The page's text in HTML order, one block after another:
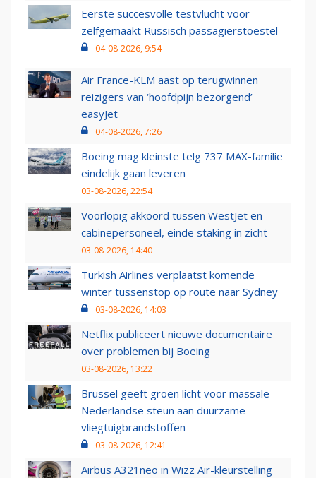
Eerste succesvolle testvlucht voor
zelfgemaakt Russisch passagierstoestel
04-08-2026, 9:54
Air France-KLM aast op terugwinnen
reizigers van ‘hoofdpijn bezorgend’
easyJet
04-08-2026, 7:26
Boeing mag kleinste telg 737 MAX-familie
eindelijk gaan leveren
03-08-2026, 22:54
Voorlopig akkoord tussen WestJet en
cabinepersoneel, einde staking in zicht
03-08-2026, 14:40
Turkish Airlines verplaatst komende
winter tussenstop op route naar Sydney
03-08-2026, 14:03
Netflix publiceert nieuwe documentaire
over problemen bij Boeing
03-08-2026, 13:22
Brussel geeft groen licht voor massale
Nederlandse steun aan duurzame
vliegtuigbrandstoffen
03-08-2026, 12:41
Airbus A321neo in Wizz Air-kleurstelling